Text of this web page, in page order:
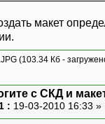
макет
(103.34 Кб -
с СКД и
: 19-03-2010 16:33 »